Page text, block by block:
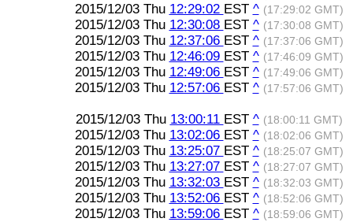
2015/12/03 Thu 12:29:02 EST ^ (17:29:02 GMT)
2015/12/03 Thu 12:30:08 EST ^ (17:30:08 GMT)
2015/12/03 Thu 12:37:06 EST ^ (17:37:06 GMT)
2015/12/03 Thu 12:46:09 EST ^ (17:46:09 GMT)
2015/12/03 Thu 12:49:06 EST ^ (17:49:06 GMT)
2015/12/03 Thu 12:57:06 EST ^ (17:57:06 GMT)
2015/12/03 Thu 13:00:11 EST ^ (18:00:11 GMT)
2015/12/03 Thu 13:02:06 EST ^ (18:02:06 GMT)
2015/12/03 Thu 13:25:07 EST ^ (18:25:07 GMT)
2015/12/03 Thu 13:27:07 EST ^ (18:27:07 GMT)
2015/12/03 Thu 13:32:03 EST ^ (18:32:03 GMT)
2015/12/03 Thu 13:52:06 EST ^ (18:52:06 GMT)
2015/12/03 Thu 13:59:06 EST ^ (18:59:06 GMT)